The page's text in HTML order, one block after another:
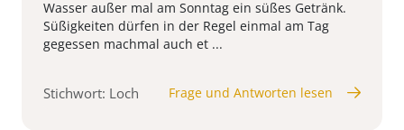
Wasser außer mal am Sonntag ein süßes Getränk.
Süßigkeiten dürfen in der Regel einmal am Tag
gegessen machmal auch et ...
Stichwort: Loch Frage und Antworten lesen